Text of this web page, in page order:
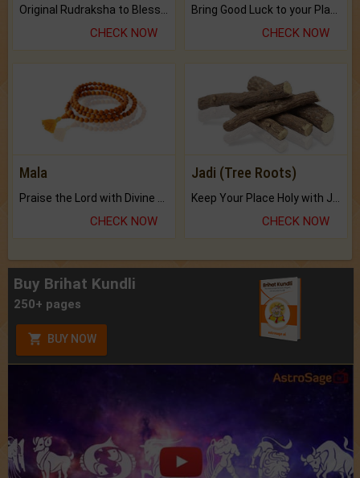
CHECK NOW CHECK NOW
Mala
Praise the Lord with Divine Energies of Mala.
CHECK NOW
Jadi (Tree Roots)
Keep Your Place Holy with Jadi.
CHECK NOW
Buy Brihat Kundli
250+ pages
BUY NOW